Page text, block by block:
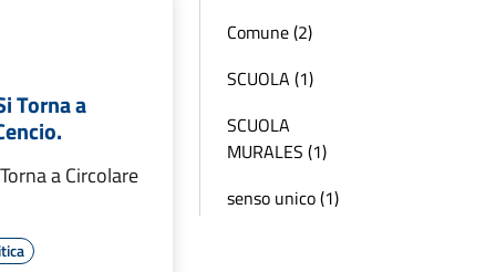
Torna a
a Circolare
Comune (2)
SCUOLA (1)
SCUOLA
MURALES (1)
senso unico (1)